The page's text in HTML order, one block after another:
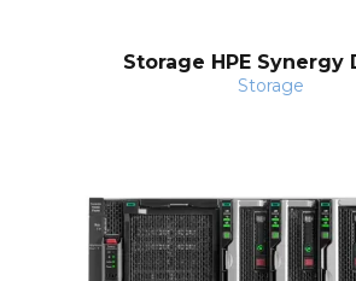
Storage HPE Synergy
Storage